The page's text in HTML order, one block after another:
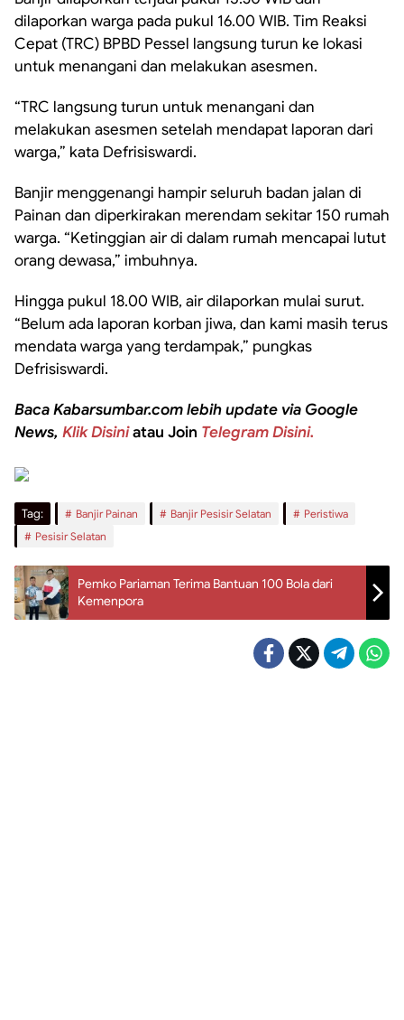
dilaporkan warga pada pukul 16.00 WIB. Tim Reaksi
Cepat (TRC) BPBD Pessel langsung turun ke lokasi
untuk menangani dan melakukan asesmen.
“TRC langsung turun untuk menangani dan
melakukan asesmen setelah mendapat laporan dari
warga,” kata Defrisiswardi.
Banjir menggenangi hampir seluruh badan jalan di
Painan dan diperkirakan merendam sekitar 150 rumah
warga. “Ketinggian air di dalam rumah mencapai lutut
orang dewasa,” imbuhnya.
Hingga pukul 18.00 WIB, air dilaporkan mulai surut.
“Belum ada laporan korban jiwa, dan kami masih terus
mendata warga yang terdampak,” pungkas
Defrisiswardi.
Baca Kabarsumbar.com lebih update via Google
News, Klik Disiniatau Join Telegram Disini.
Tag: Banjir Painan Banjir Pesisir Selatan
Peristiwa
Pesisir Selatan
Pemko Pariaman Terima Bantuan 100 Bola dari
Kemenpora